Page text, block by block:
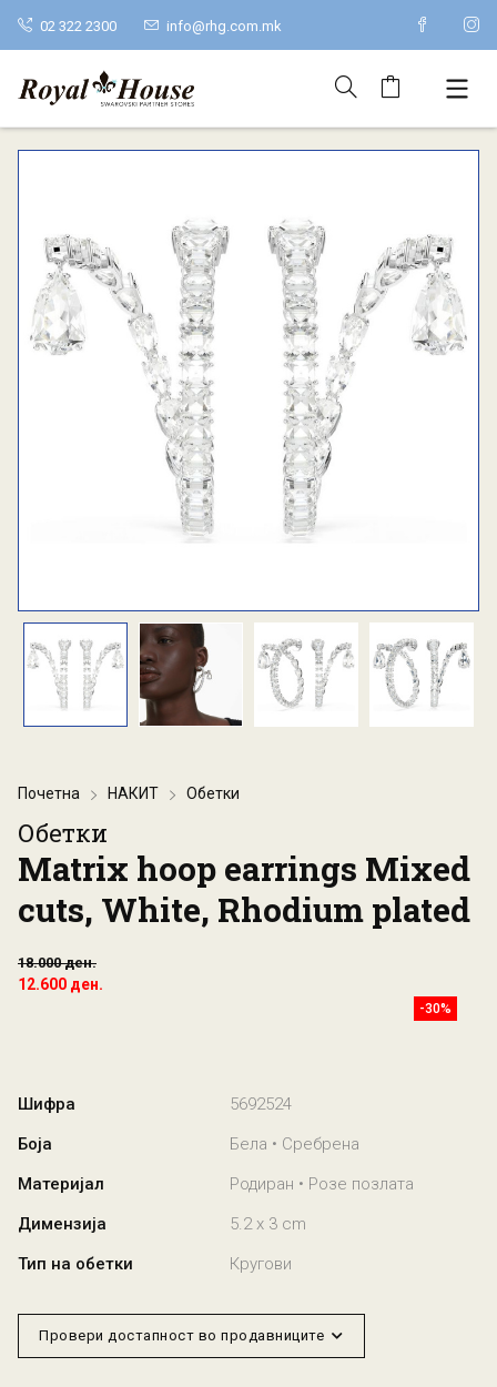
02 322 2300 info@rhg.com.mk
Почетна НАКИТ Обетки
Обетки
Matrix hoop earrings Mixed
cuts, White, Rhodium plated
18.000 ден.
12.600 ден.
-30%
Шифра
5692524
Боја
Бела • Сребрена
Материјал
Родиран • Розе позлата
Димензија
5.2 x 3 cm
Тип на обетки
Кругови
Провери достапност во продавниците